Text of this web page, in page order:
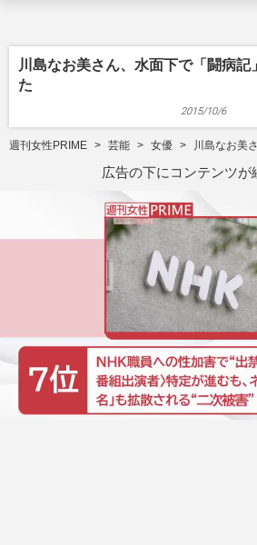
川島なお美さん、水面下で「闘病記
た
2015/10/6
週刊女性PRIME 芸能 女優 川島なお美
広告の下にコンテンツが